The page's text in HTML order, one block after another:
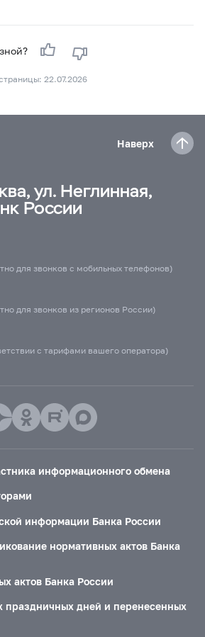
22.07.2026
Наверх
ул. Неглинная,
России
для звонков с мобильных телефонов)
для звонков из регионов России)
с тарифами вашего оператора)
информационного обмена
информации Банка России
нормативных актов Банка
актов Банка России
праздничных дней и перенесенных